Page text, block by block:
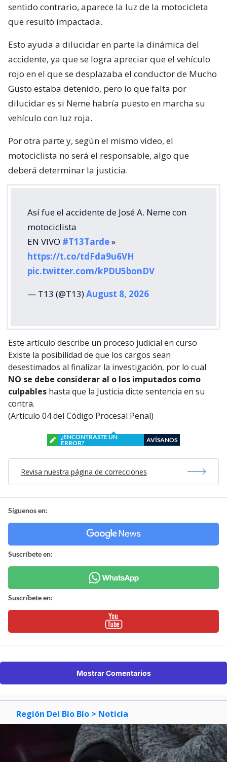
sentido contrario, aparece la luz de la motocicleta
que resultó impactada.
Esto ayuda a dilucidar en parte la dinámica del
accidente, ya que se logra apreciar que el vehículo
rojo en el que se desplazaba el conductor de Mucho
Gusto estaba detenido, pero lo que falta por
dilucidar es si Neme habría puesto en marcha su
vehículo con luz roja.
Por otra parte y, según el mismo video, el
motociclista no será el responsable, algo que
deberá determinar la justicia.
Así fue el accidente de José A. Neme con
motociclista
EN VIVO #T13Tarde»
https://t.co/tdFda9u6VH
pic.twitter.com/kPDU5bonDV
— T13 (@T13)August 8, 2026
Este artículo describe un proceso judicial en curso
Existe la posibilidad de que los cargos sean
desestimados al finalizar la investigación, por lo cual
NO se debe considerar al o los imputados como
culpables hasta que la Justicia dicte sentencia en su
contra.
(Artículo 04 del Código Procesal Penal)
¿ENCONTRASTE UN
ERROR?
AVÍSANOS
Revisa nuestra página de correcciones
Síguenos en:
Suscríbete en:
Suscríbete en:
Mostrar Comentarios
Región Del Bío Bío > Noticia